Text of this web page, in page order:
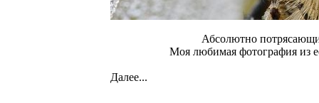
Абсолютно
Моя любимая фотография из
Далее...